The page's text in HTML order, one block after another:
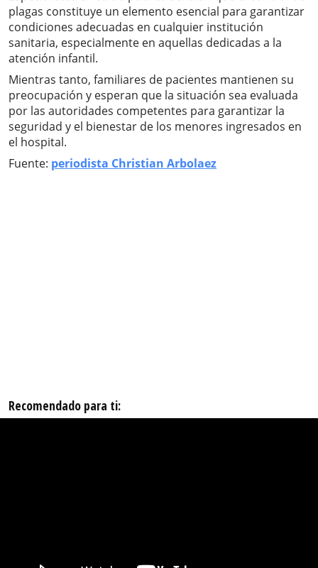
plagas constituye un elemento esencial para garantizar
condiciones adecuadas en cualquier institución
sanitaria, especialmente en aquellas dedicadas a la
atención infantil.
Mientras tanto, familiares de pacientes mantienen su
preocupación y esperan que la situación sea evaluada
por las autoridades competentes para garantizar la
seguridad y el bienestar de los menores ingresados en
el hospital.
Fuente: periodista Christian Arbolaez
Recomendado para ti: